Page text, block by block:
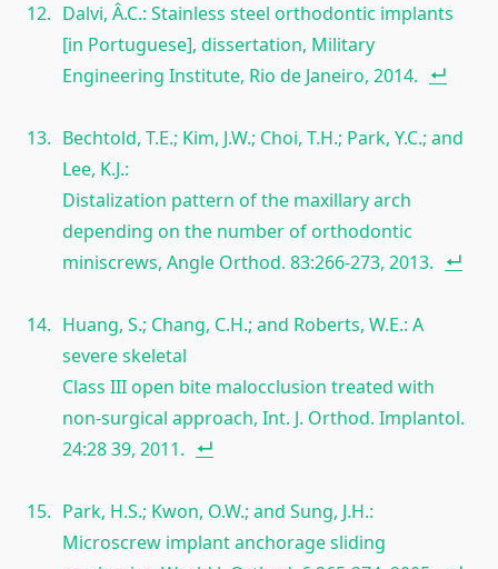
Dalvi, Â.C.: Stainless steel orthodontic implants
[in Portuguese], dissertation, Military
Engineering Institute, Rio de Janeiro, 2014.
Bechtold, T.E.; Kim, J.W.; Choi, T.H.; Park, Y.C.; and
Lee, K.J.:
Distalization pattern of the maxillary arch
depending on the number of orthodontic
miniscrews, Angle Orthod. 83:266-273, 2013.
Huang, S.; Chang, C.H.; and Roberts, W.E.: A
severe skeletal
Class III open bite malocclusion treated with
non-surgical approach, Int. J. Orthod. Implantol.
24:28 39, 2011.
Park, H.S.; Kwon, O.W.; and Sung, J.H.:
Microscrew implant anchorage sliding